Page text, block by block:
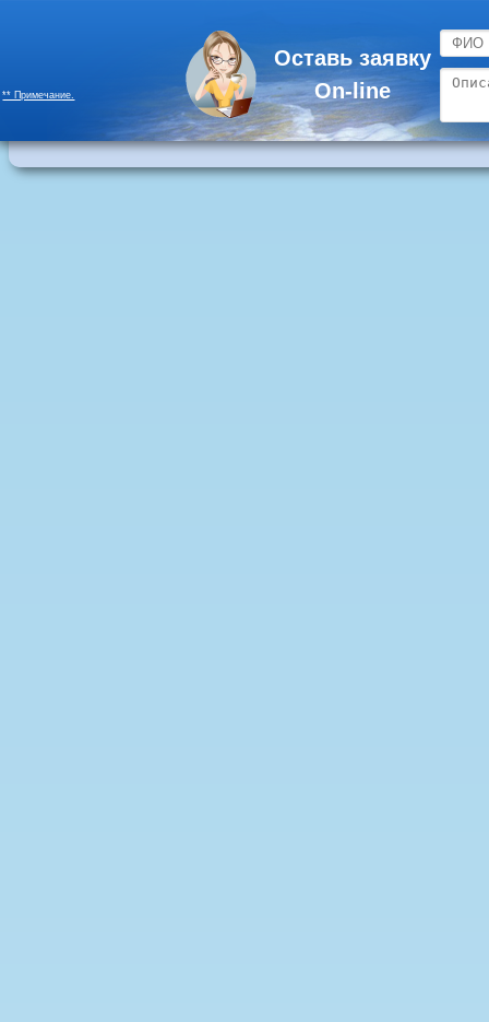
** Примечание.
Оставь заявку
On-line